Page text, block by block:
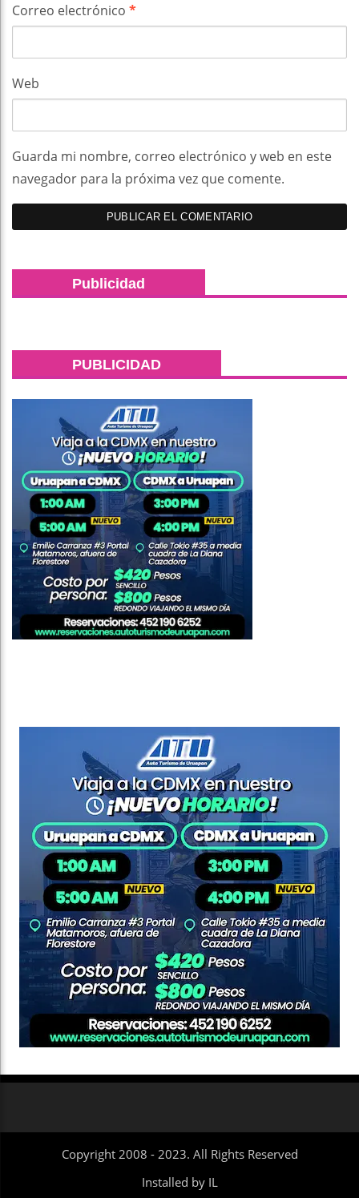
Correo electrónico *
Web
Guarda mi nombre, correo electrónico y web en este
navegador para la próxima vez que comente.
Publicidad
PUBLICIDAD
Copyright 2008 - 2023. All Rights Reserved
Installed by IL